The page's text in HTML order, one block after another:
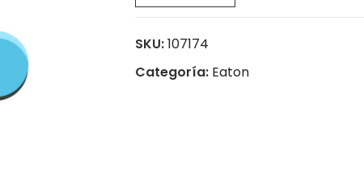
SKU:107174
Categoría: Eaton